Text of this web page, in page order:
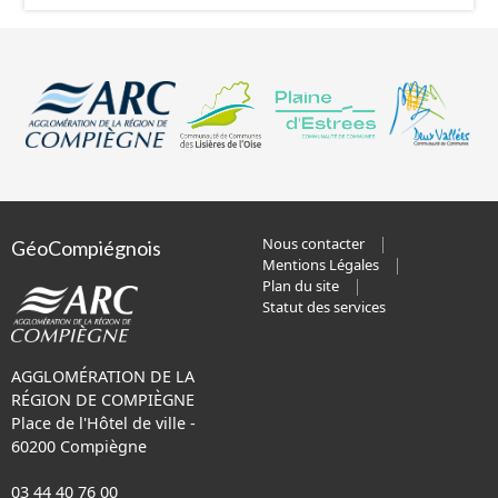
GéoCompiégnois
AGGLOMÉRATION DE LA
RÉGION DE COMPIÈGNE
Place de l'Hôtel de ville -
60200 Compiègne
03 44 40 76 00
Nous contacter
Mentions Légales
Plan du site
Statut des services